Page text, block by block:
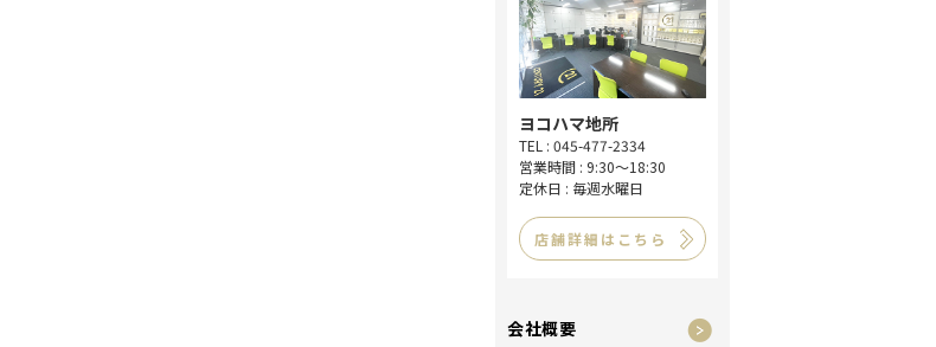
ヨコハマ地所
TEL : 045-477-2334
営業時間 : 9:30～18:30
定休日 : 毎週水曜日
店舗詳細はこちら
会社概要